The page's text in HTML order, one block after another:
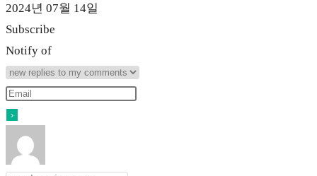
2024년 07월 14일
Subscribe
Notify of